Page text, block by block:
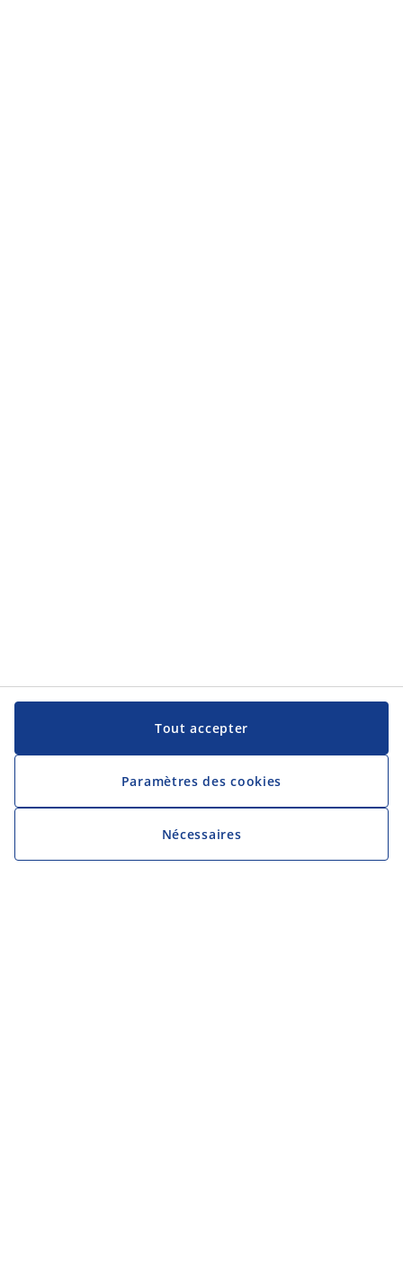
Tout accepter
Paramètres des cookies
Nécessaires